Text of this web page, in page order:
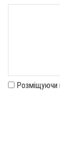
Розміщуючи